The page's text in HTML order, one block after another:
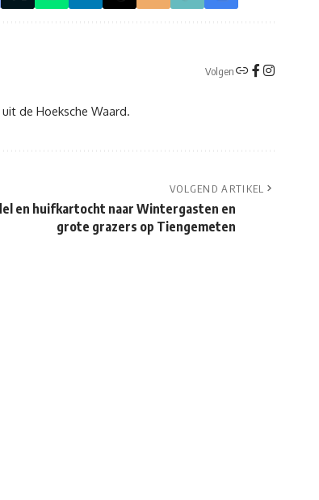
Volgen
de Hoeksche Waard.
VOLGEND ARTIKEL
en huifkartocht naar Wintergasten en
grote grazers op Tiengemeten